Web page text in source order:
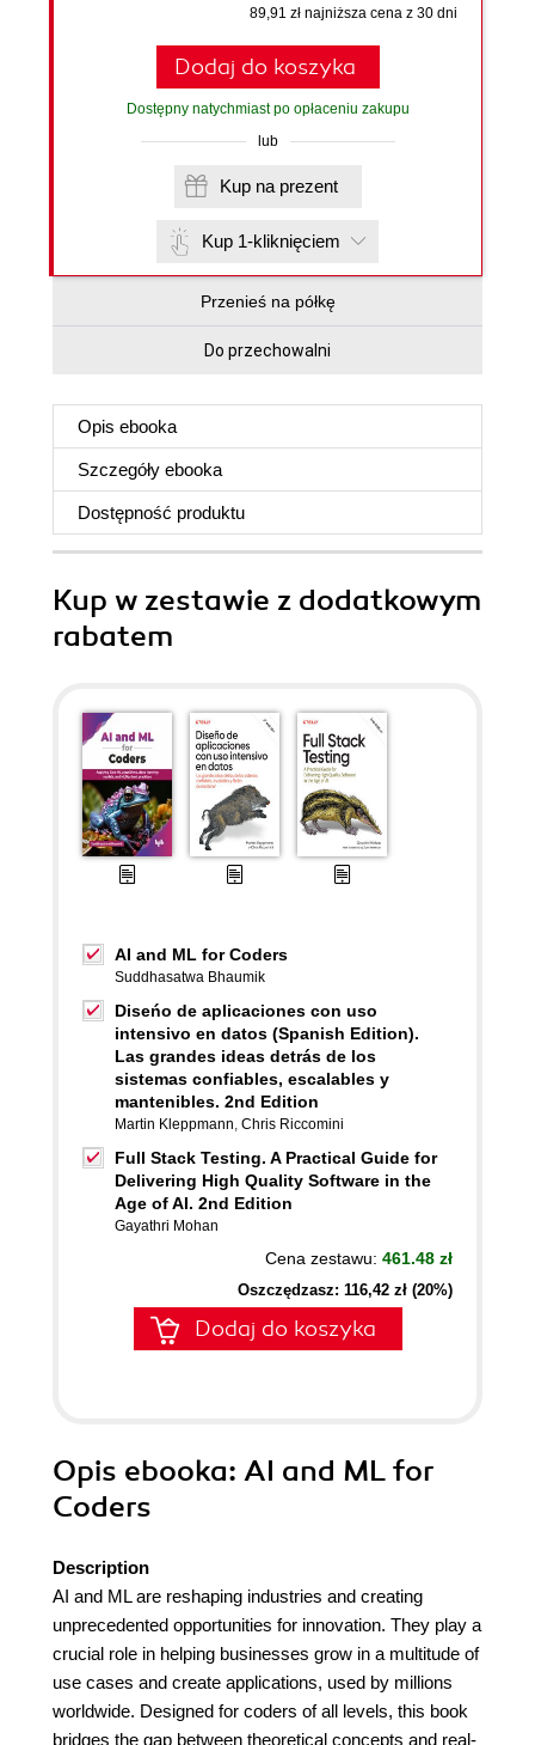
89,91 zł najniższa cena z 30 dni
Dodaj do koszyka
Dostępny natychmiast po opłaceniu zakupu
lub
Kup na prezent
Kup 1-kliknięciem
Przenieś na półkę
Do przechowalni
Opis ebooka
Szczegóły ebooka
Dostępność produktu
Kup w zestawie z dodatkowym
rabatem
AI and ML for Coders
Suddhasatwa Bhaumik
Diseńo de aplicaciones con uso
intensivo en datos (Spanish Edition).
Las grandes ideas detrás de los
sistemas confiables, escalables y
mantenibles. 2nd Edition
Martin Kleppmann, Chris Riccomini
Full Stack Testing. A Practical Guide for
Delivering High Quality Software in the
Age of AI. 2nd Edition
Gayathri Mohan
Cena zestawu: 461.48 zł
Oszczędzasz: 116,42 zł (20%)
Dodaj do koszyka
Opis ebooka: AI and ML for
Coders
Description
AI and ML are reshaping industries and creating
unprecedented opportunities for innovation. They play a
crucial role in helping businesses grow in a multitude of
use cases and create applications, used by millions
worldwide. Designed for coders of all levels, this book
bridges the gap between theoretical concepts and real-